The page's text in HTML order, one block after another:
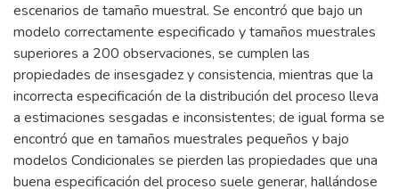
escenarios de tamaño muestral. Se encontró que bajo un
modelo correctamente especificado y tamaños muestrales
superiores a 200 observaciones, se cumplen las
propiedades de insesgadez y consistencia, mientras que la
incorrecta especificación de la distribución del proceso lleva
a estimaciones sesgadas e inconsistentes; de igual forma se
encontró que en tamaños muestrales pequeños y bajo
modelos Condicionales se pierden las propiedades que una
buena especificación del proceso suele generar, hallándose